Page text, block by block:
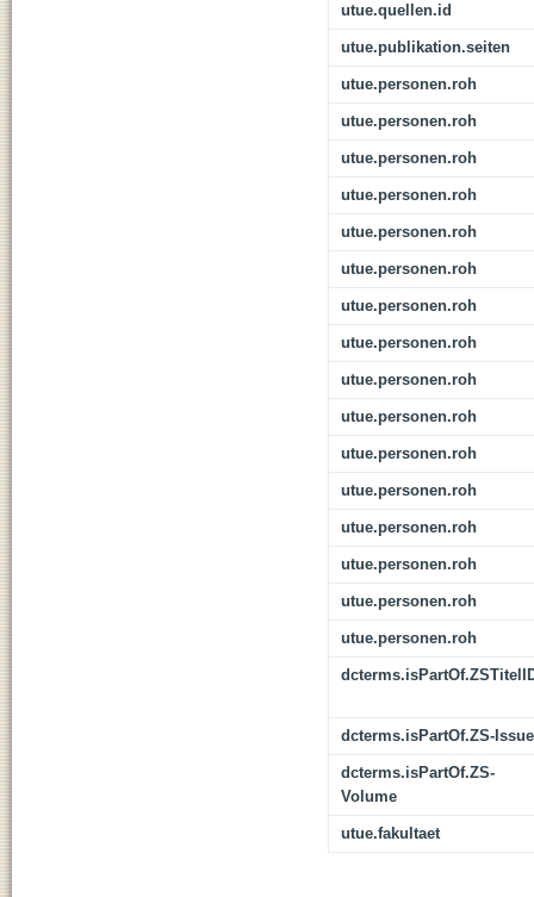
utue.quellen.id
utue.publikation.seiten
utue.personen.roh
utue.personen.roh
utue.personen.roh
utue.personen.roh
utue.personen.roh
utue.personen.roh
utue.personen.roh
utue.personen.roh
utue.personen.roh
utue.personen.roh
utue.personen.roh
utue.personen.roh
utue.personen.roh
utue.personen.roh
utue.personen.roh
utue.personen.roh
dcterms.isPartOf.ZS-Issue
dcterms.isPartOf.ZS-
Volume
utue.fakultaet